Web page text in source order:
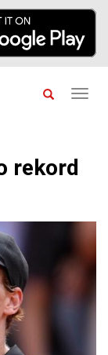
rekord